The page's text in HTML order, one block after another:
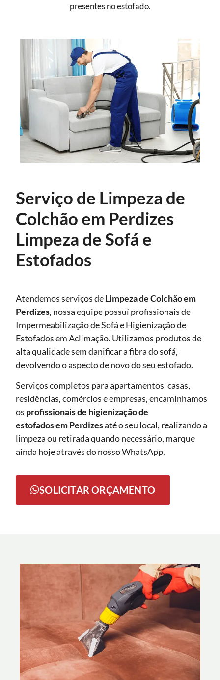
presentes no estofado.
Serviço de Limpeza de
Colchão em Perdizes
Limpeza de Sofá e
Estofados
Atendemos serviços deLimpeza de Colchão em
Perdizes, nossa equipe possuí profissionais de
Impermeabilização de Sofá e Higienização de
Estofados em Aclimação. Utilizamos produtos de
alta qualidade sem danificar a fibra do sofá,
devolvendo o aspecto de novo do seu estofado.
Serviços completos para apartamentos, casas,
residências, comércios e empresas, encaminhamos
os profissionais de higienização de
estofados em Perdizesaté o seu local, realizando a
limpeza ou retirada quando necessário, marque
ainda hoje através do nosso WhatsApp.
SOLICITAR ORÇAMENTO